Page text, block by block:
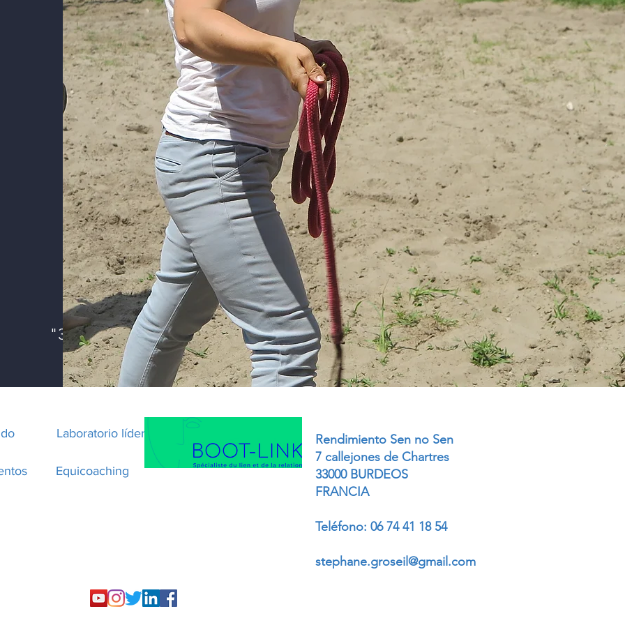
"3 modules de f
Laboratorio líder
Equicoaching
Rendimiento Sen no Sen
7 callejones de Chartres
33000 BURDEOS
FRANCIA
Teléfono: 06 74 41 18 54​
stephane.groseil@gmail.com